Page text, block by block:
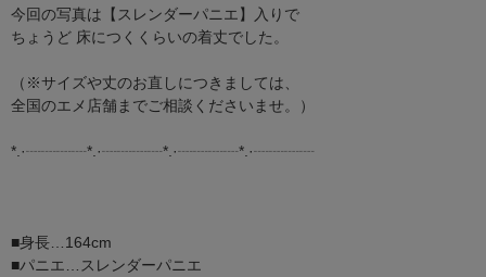
今回の写真は【スレンダーパニエ】入りで
ちょうど 床につくくらいの着丈でした。
（※サイズや丈のお直しにつきましては、
全国のエメ店舗までご相談くださいませ。）
*.·┈┈┈┈*.·┈┈┈┈*.·┈┈┈┈*.·┈┈┈┈
■身長…164cm
■パニエ…スレンダーパニエ